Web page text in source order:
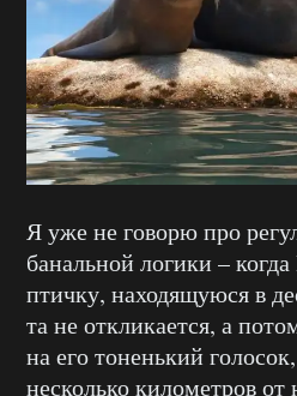
Я уже не говорю про
банальной логики –
птичку, находящуюся в
та не откликается, а
на его тоненький
несколько километров